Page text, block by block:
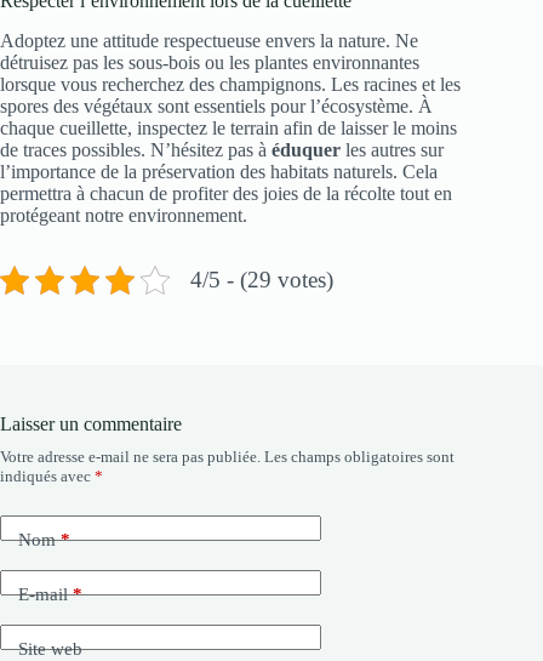
Adoptez une attitude respectueuse envers la nature. Ne
détruisez pas les sous-bois ou les plantes environnantes
lorsque vous recherchez des champignons. Les racines et les
spores des végétaux sont essentiels pour l’écosystème. À
chaque cueillette, inspectez le terrain afin de laisser le moins
de traces possibles. N’hésitez pas à éduquer les autres sur
l’importance de la préservation des habitats naturels. Cela
permettra à chacun de profiter des joies de la récolte tout en
protégeant notre environnement.
4/5 - (29 votes)
Laisser un commentaire
Votre adresse e-mail ne sera pas publiée. Les champs obligatoires sont
indiqués avec *
Nom*
E-mail*
Site web